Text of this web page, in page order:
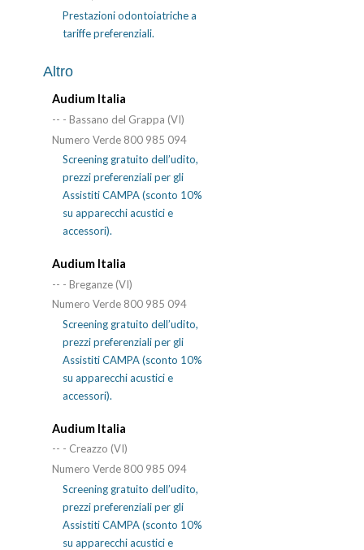
Prestazioni odontoiatriche a
tariffe preferenziali.
Altro
Audium Italia
-- - Bassano del Grappa (VI)
Numero Verde 800 985 094
Screening gratuito dell’udito,
prezzi preferenziali per gli
Assistiti CAMPA (sconto 10%
su apparecchi acustici e
accessori).
Audium Italia
-- - Breganze (VI)
Numero Verde 800 985 094
Screening gratuito dell’udito,
prezzi preferenziali per gli
Assistiti CAMPA (sconto 10%
su apparecchi acustici e
accessori).
Audium Italia
-- - Creazzo (VI)
Numero Verde 800 985 094
Screening gratuito dell’udito,
prezzi preferenziali per gli
Assistiti CAMPA (sconto 10%
su apparecchi acustici e